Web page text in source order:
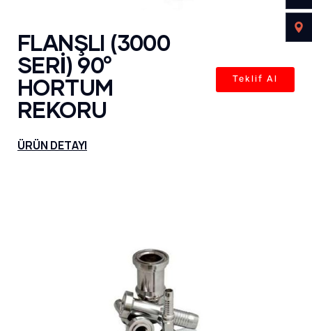
FLANŞLI (3000
SERİ) 90°
HORTUM
REKORU
Teklif Al
ÜRÜN DETAYI